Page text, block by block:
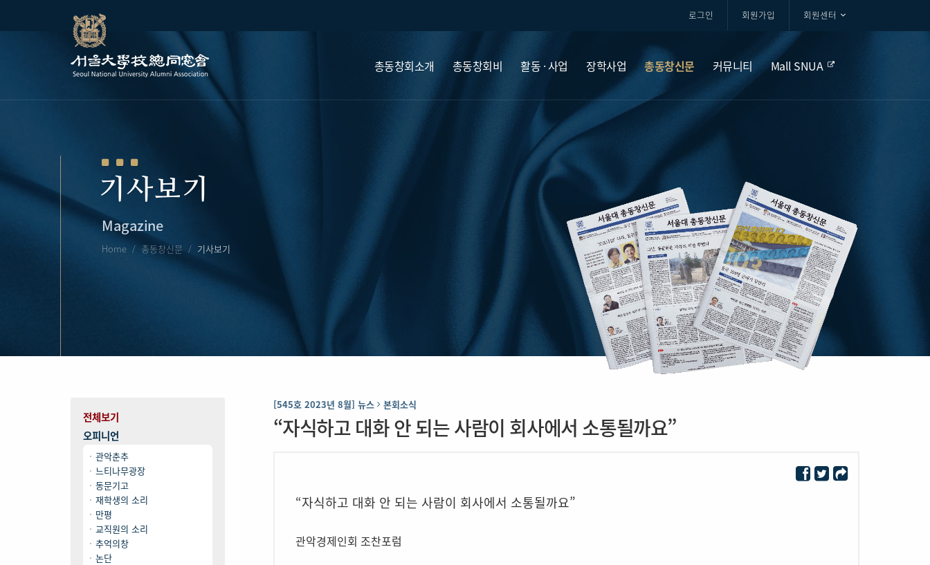
로그인 회원가입 회원센터
총동창회소개 총동창회비 활동 · 사업 장학사업 총동창신문 커뮤니티 Mall SNUA
기사보기
Magazine
Home 총동창신문 기사보기
전체보기
오피니언
관악춘추
느티나무광장
동문기고
재학생의 소리
만평
교직원의 소리
추억의창
논단
[545호 2023년 8월] 뉴스 본회소식
“자식하고 대화 안 되는 사람이 회사에서 소통될까요”
“자식하고 대화 안 되는 사람이 회사에서 소통될까요”
관악경제인회 조찬포럼